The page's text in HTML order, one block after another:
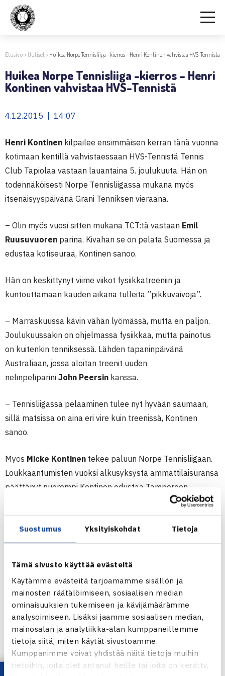
Suostumus Yksityiskohdat Tietoja
Tämä sivusto käyttää evästeitä
Käytämme evästeitä tarjoamamme sisällön ja
mainosten räätälöimiseen, sosiaalisen median
ominaisuuksien tukemiseen ja kävijämäärämme
analysoimiseen. Lisäksi jaamme sosiaalisen median,
mainosalan ja analytiikka-alan kumppaneillemme
tietoja siitä, miten käytät sivustoamme.
Kumppanimme voivat yhdistää näitä tietoja muihin
tietoihin, joita olet antanut heille tai joita on kerätty,
Etusivu > Uutiset> Huikea Norpe Tennisliiga -kierros – Henri Kontinen vahvistaa HVS-Tennistä
Huikea Norpe Tennisliiga -kierros – Henri
Kontinen vahvistaa HVS-Tennistä
4.12.2015 | 14:07
Henri Kontinen kilpailee ensimmäisen kerran tänä vuonna
kotimaan kentillä vahvistaessaan HVS-Tennistä Tennis
Club Tapiolaa vastaan lauantaina 5. joulukuuta. Hän on
todennäköisesti Norpe Tennisliigassa mukana myös
itsenäisyyspäivänä Grani Tenniksen vieraana.
– Olin myös vuosi sitten mukana TCT:tä vastaan Emil
Ruusuvuoren parina. Kivahan se on pelata Suomessa ja
edustaa kotiseuraa, Kontinen sanoo.
Hän on keskittynyt viime viikot fysiikkatreeniin ja
kuntouttamaan kauden aikana tulleita ”pikkuvaivoja”.
– Marraskuussa kävin vähän lyömässä, mutta en paljon.
Joulukuussakin on ohjelmassa fysiikkaa, mutta painotus
on kuitenkin tenniksessä. Lähden tapaninpäivänä
Australiaan, jossa aloitan treenit uuden
nelinpeliparini John Peersin kanssa.
– Tennisliigassa pelaaminen tulee nyt hyvään saumaan,
sillä matsissa on aina eri vire kuin treenissä, Kontinen
sanoo.
Myös Micke Kontinen tekee paluun Norpe Tennisliigaan.
Loukkaantumisten vuoksi alkusyksystä ammattilaisuransa
päättänyt nuorempi Kontinen edustaa Tampereen
– Ranteeni ei ole vieläkään täysin kunnossa, mutta yhden
käden rysty onnistuu jo, Micke Kontinen iloitsee.
Lauantain liigakierroksen yksi kovimmista otteluista
pelataan Tapiolassa, kun Break PointinJuho
Paukkukohtaa Sata-TenniksenHarri
Heliövaaran. Naisista suurin mielenkiinto kohdistuu
ammattilaispelaaja
Piia Suomalaiseen
. Hän ottelee
Smashin joukkueessa kotonaan OVS:aa vastaan.
Viikonlopun ottelut: